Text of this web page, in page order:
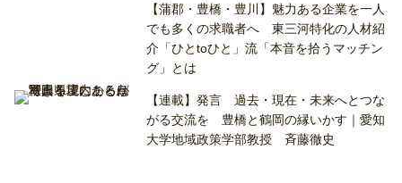
【蒲郡・豊橋・豊川】魅力ある企業を一人
でも多くの求職者へ 東三河特化の人材紹
介「ひとtoひと」流「本音を拾うマッチン
グ」とは
【連載】発言 過去・現在・未来へとつな
がる交流を 豊橋と鶴岡の縁いかす｜愛知
大学地域政策学部教授 斉藤徹史